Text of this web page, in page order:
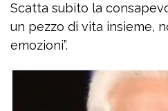
Scatta subito la
un pezzo di vita insieme,
emozioni”.